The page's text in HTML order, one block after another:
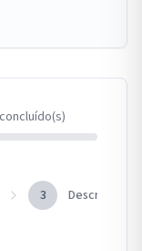
concluído(s)
3 Descrição